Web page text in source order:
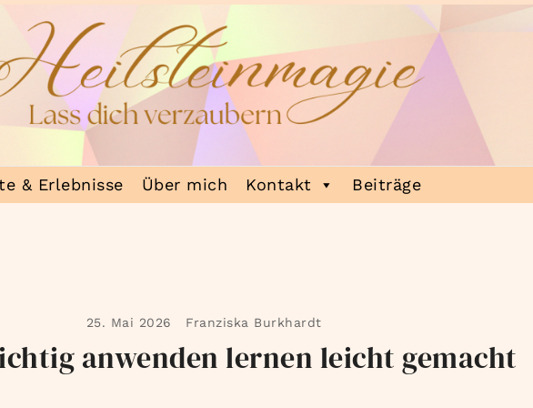
& Erlebnisse Über mich Kontakt Beiträge
25. Mai 2026 Franziska Burkhardt
anwenden lernen leicht gemacht